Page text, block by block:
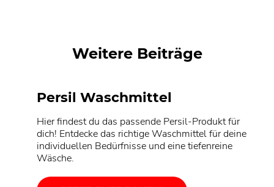
Weitere Beiträge
Persil Waschmittel
Hier findest du das passende Persil-Produkt für
dich! Entdecke das richtige Waschmittel für deine
individuellen Bedürfnisse und eine tiefenreine
Wäsche.